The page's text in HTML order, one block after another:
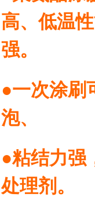
高、低温
强。
●一次涂刷
泡、
●粘结力强
处理剂。